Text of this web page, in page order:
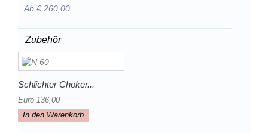
Ab € 260,00
Zubehör
Schlichter Choker...
Euro 136,00
In den Warenkorb